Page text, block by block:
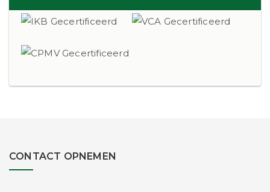
CONTACT OPNEMEN